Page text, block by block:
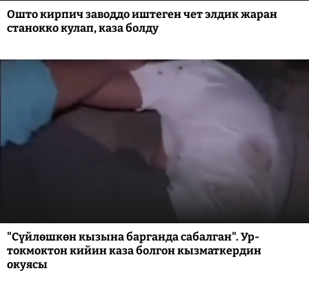
Ошто кирпич заводдо иштеген чет элдик жаран
станокко кулап, каза болду
"Сүйлөшкөн кызына барганда сабалган". Ур-
токмоктон кийин каза болгон кызматкердин
окуясы